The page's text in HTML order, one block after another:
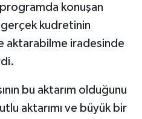
konuşan
gerçek kudretinin
aktarabilme iradesinde
bu aktarım olduğunu
aktarımı ve büyük bir